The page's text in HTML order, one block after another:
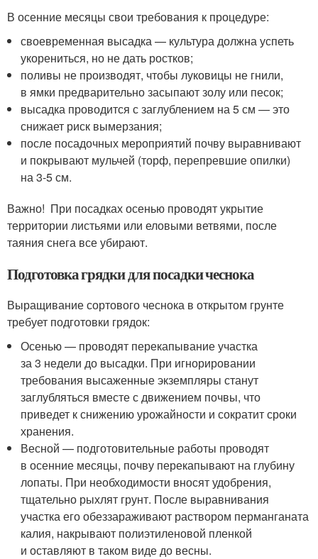
В осенние месяцы свои требования к процедуре:
своевременная высадка — культура должна успеть
укорениться, но не дать ростков;
поливы не производят, чтобы луковицы не гнили,
в ямки предварительно засыпают золу или песок;
высадка проводится с заглублением на 5 см — это
снижает риск вымерзания;
после посадочных мероприятий почву выравнивают
и покрывают мульчей (торф, перепревшие опилки)
на 3-5 см.
Важно! При посадках осенью проводят укрытие
территории листьями или еловыми ветвями, после
таяния снега все убирают.
Подготовка грядки для посадки чеснока
Выращивание сортового чеснока в открытом грунте
требует подготовки грядок:
Осенью — проводят перекапывание участка
за 3 недели до высадки. При игнорировании
требования высаженные экземпляры станут
заглубляться вместе с движением почвы, что
приведет к снижению урожайности и сократит сроки
хранения.
Весной — подготовительные работы проводят
в осенние месяцы, почву перекапывают на глубину
лопаты. При необходимости вносят удобрения,
тщательно рыхлят грунт. После выравнивания
участка его обеззараживают раствором перманганата
калия, накрывают полиэтиленовой пленкой
и оставляют в таком виде до весны.